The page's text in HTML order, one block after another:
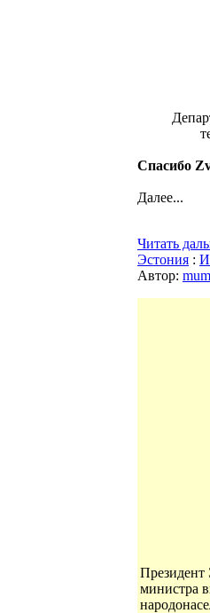
Спасибо
Далее...
Читать
Эстония :
Автор:
Президент
министра